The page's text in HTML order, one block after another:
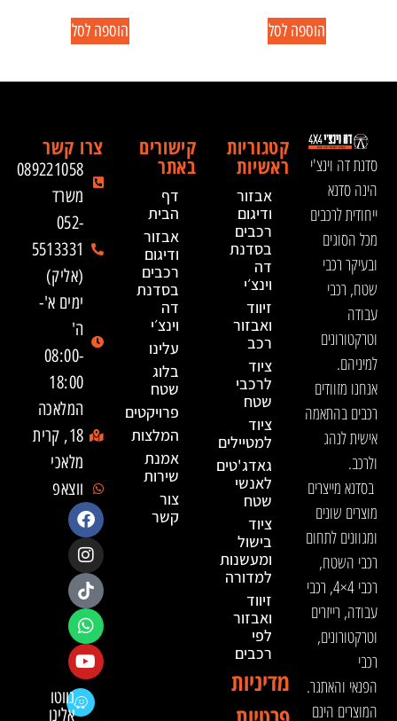
הוספה לסל הוספה לסל
סדנת דה וינצ'י
הינה סדנא
ייחודית לרכבים
מכל הסוגים
ובעיקר רכבי
שטח, רכבי
עבודה
וטרקטורונים
למיניהם.
אנחנו מזוודים
רכבים בהתאמה
אישית לנהג
ולרכב.
בסדנא מייצרים
מוצרים שונים
ומגוונים לתחום
רכבי השטח,
רכבי 4×4, רכבי
עבודה, רייזרים
וטרקטורונים,
רכבי
הפנאי והאתגר.
המוצרים הינם
קטגוריות
ראשיות
אבזור
ודיגום
רכבים
בסדנת
דה
וינצ׳י
זיווד
ואבזור
רכב
ציוד
לרכבי
שטח
ציוד
למטיילים
גאדג'טים
לאנשי
שטח
ציוד
בישול
ומעשנות
למדורה
זיווד
ואבזור
לפי
רכבים
מדיניות
קישורים
באתר
דף
הבית
אבזור
ודיגום
רכבים
בסדנת
דה
וינצ׳י
עלינו
בלוג
שטח
פרויקטים
המלצות
אמנת
שירות
צור
קשר
צרו קשר
089221058
משרד
052-
5513331
(אליק)
ימים א'-
ה'
08:00-
18:00
המלאכה
18, קרית
מלאכי
ווצאפ
נווטו
אלינו